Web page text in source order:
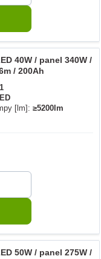
40W / panel 340W /
/ 200Ah
[lm]:≥5200lm
50W / panel 275W /